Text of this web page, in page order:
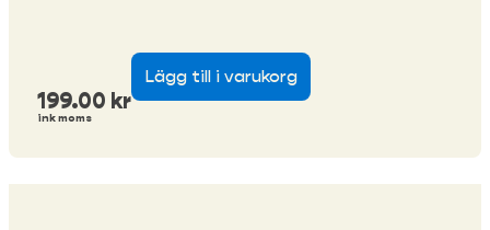
199.00 kr
ink moms
Lägg till i varukorg